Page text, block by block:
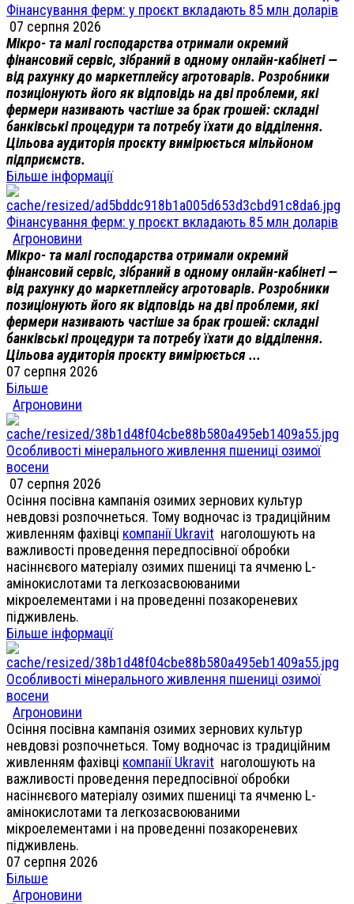
Фінансування ферм: у проєкт вкладають 85 млн доларів
07 серпня 2026
Мікро- та малі господарства отримали окремий
фінансовий сервіс, зібраний в одному онлайн-кабінеті —
від рахунку до маркетплейсу агротоварів. Розробники
позиціонують його як відповідь на дві проблеми, які
фермери називають частіше за брак грошей: складні
банківські процедури та потребу їхати до відділення.
Цільова аудиторія проєкту вимірюється мільйоном
підприємств.
Більше інформації
Фінансування ферм: у проєкт вкладають 85 млн доларів
Агроновини
Мікро- та малі господарства отримали окремий
фінансовий сервіс, зібраний в одному онлайн-кабінеті —
від рахунку до маркетплейсу агротоварів. Розробники
позиціонують його як відповідь на дві проблеми, які
фермери називають частіше за брак грошей: складні
банківські процедури та потребу їхати до відділення.
Цільова аудиторія проєкту вимірюється ...
07 серпня 2026
Більше
Агроновини
Особливості мінерального живлення пшениці озимої
восени
07 серпня 2026
Осіння посівна кампанія озимих зернових культур
невдовзі розпочнеться. Тому водночас із традиційним
живленням фахівці компанії Ukravit наголошують на
важливості проведення передпосівної обробки
насіннєвого матеріалу озимих пшениці та ячменю L-
амінокислотами та легкозасвоюваними
мікроелементами і на проведенні позакореневих
підживлень.
Більше інформації
Особливості мінерального живлення пшениці озимої
восени
Агроновини
Осіння посівна кампанія озимих зернових культур
невдовзі розпочнеться. Тому водночас із традиційним
живленням фахівці компанії Ukravit наголошують на
важливості проведення передпосівної обробки
насіннєвого матеріалу озимих пшениці та ячменю L-
амінокислотами та легкозасвоюваними
мікроелементами і на проведенні позакореневих
підживлень.
07 серпня 2026
Більше
Агроновини